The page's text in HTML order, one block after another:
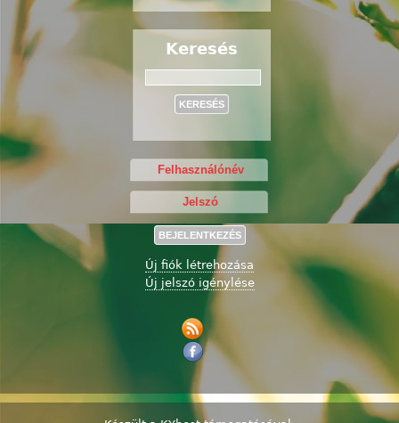
Keresés
Új fiók létrehozása
Új jelszó igénylése